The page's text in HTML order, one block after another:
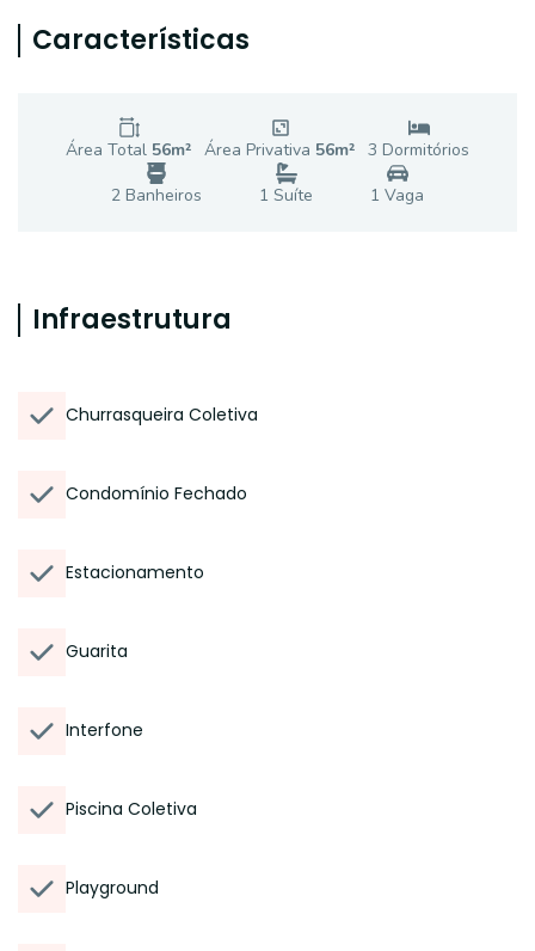
Características
Área Total 56m² Área Privativa 56m² 3 Dormitórios
2 Banheiros 1 Suíte 1 Vaga
Infraestrutura
Churrasqueira Coletiva
Condomínio Fechado
Estacionamento
Guarita
Interfone
Piscina Coletiva
Playground